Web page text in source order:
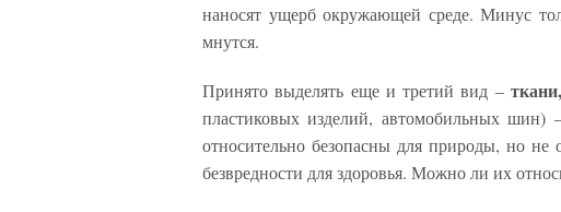
наносят ущерб окружающей среде. Минус
мнутся.
Принято выделять еще и третий вид –
пластиковых изделий, автомобильных шин)
относительно безопасны для природы, но
безвредности для здоровья. Можно ли их